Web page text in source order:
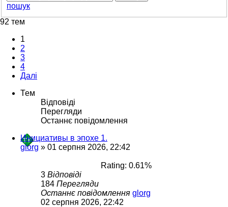
пошук
92 тем
1
2
3
4
Далі
Тем
Відповіді
Перегляди
Останнє повідомлення
Инициативы в эпохе 1.
glorg » 01 серпня 2026, 22:42
Rating: 0.61%
3 Відповіді
184 Перегляди
Останнє повідомлення glorg
02 серпня 2026, 22:42